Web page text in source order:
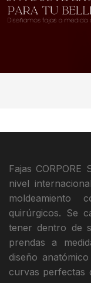
Fajas
nivel
moldeamiento
quirúrgicos. Se
tener dentro de
prendas a
diseño
curvas perfectas